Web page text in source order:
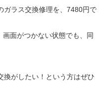
ガラス交換修理を、7480円で
面がつかない状態でも、同
換がしたい！という方はぜひ